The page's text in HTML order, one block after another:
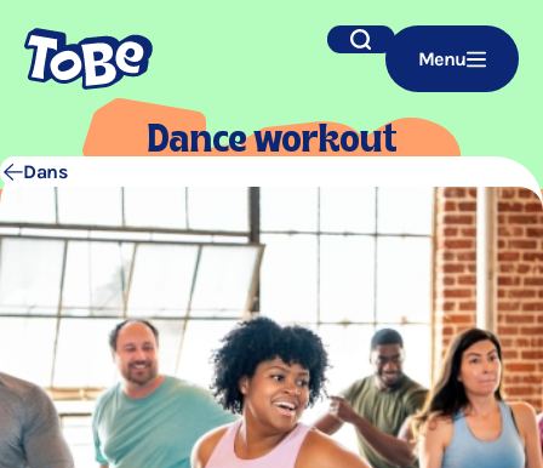
Navigatie
overslaan
Zoek Menu
Dan­ce workout
Dans